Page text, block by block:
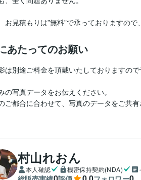
お見積もりは”無料”で承っておりますので
あたってのお願い
は別途ご料金を頂戴いたしておりますので
の写真データをお伝えください。
ご都合に合わせて、写真のデータをご共有
村山れおん
本人確認 機密保持契約(NDA)